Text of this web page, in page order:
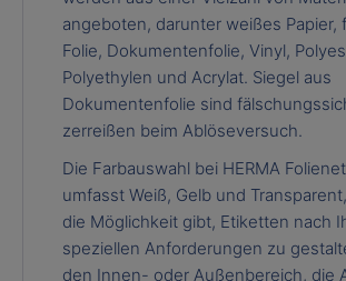
angeboten, darunter weißes Papier,
Folie, Dokumentenfolie, Vinyl,
Polyethylen und Acrylat. Siegel aus
Dokumentenfolie sind
zerreißen beim Ablöseversuch.
Die Farbauswahl bei HERMA
umfasst Weiß, Gelb und
die Möglichkeit gibt, Etiketten nach
speziellen Anforderungen zu
den Innen- oder Außenbereich, die